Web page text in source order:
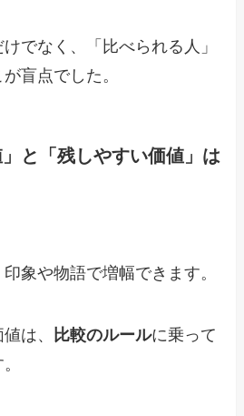
でなく、「比べられる人」
盲点でした。
」と「残しやすい価値」は
象や物語で増幅できます。
は、 比較のルールに乗って